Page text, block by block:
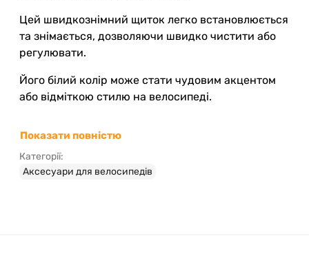
Цей швидкознімний щиток легко встановлюється
та знімається, дозволяючи швидко чистити або
регулювати.
Його білий колір може стати чудовим акцентом
або відміткою стилю на велосипеді.
Показати повністю
Категорії:
Аксесуари для велосипедів